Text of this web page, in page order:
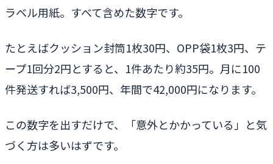
ラベル用紙。すべて含めた数字です。
たとえばクッション封筒1枚30円、OPP袋1枚3円、テ
ープ1回分2円とすると、1件あたり約35円。月に100
件発送すれば3,500円、年間で42,000円になります。
この数字を出すだけで、「意外とかかっている」と気
づく方は多いはずです。